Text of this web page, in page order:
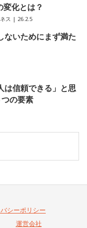
変化とは？
ス | 26.2.5
ないためにまず満た
は信頼できる」と思
の要素
シーポリシー
運営会社